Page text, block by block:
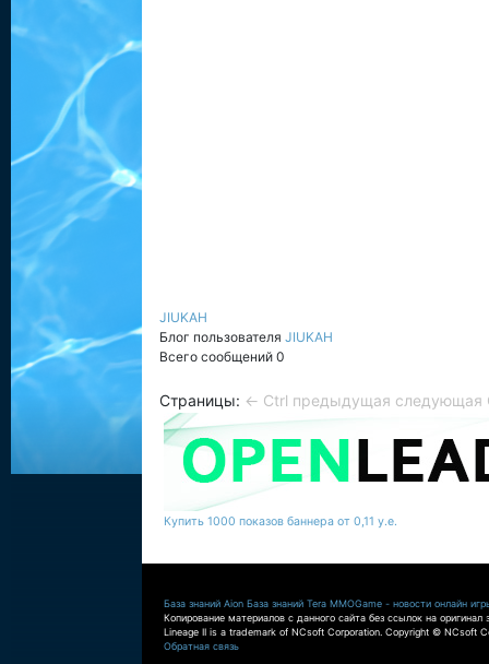
JIUKAH
Блог пользователя JIUKAH
Всего сообщений 0
Страницы: ← Ctrl предыдущая следующая
Купить 1000 показов баннера от 0,11 у.е.
База знаний Aion База знаний Tera MMOGame - новости онлайн
Копирование материалов с данного сайта без ссылок на оригинал
Lineage II is a trademark of NCsoft Corporation. Copyright © NCsoft
Обратная связь